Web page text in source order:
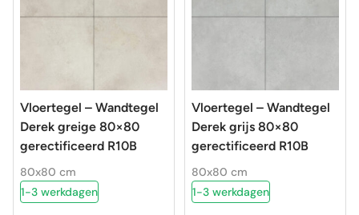
Vloertegel – Wandtegel
Derek greige 80×80
gerectificeerd R10B
80x80 cm
1-3 werkdagen
Vloertegel – Wandtegel
Derek grijs 80×80
gerectificeerd R10B
80x80 cm
1-3 werkdagen